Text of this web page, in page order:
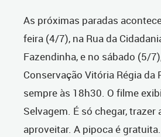
As próximas paradas
feira (4/7), na Rua da
Fazendinha, e no sábado (5/
Conservação Vitória Régia da
sempre às 18h30. O filme
Selvagem. É só chegar, trazer
aproveitar. A pipoca é